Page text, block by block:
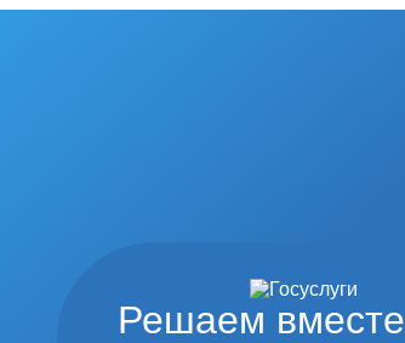
Решаем вместе